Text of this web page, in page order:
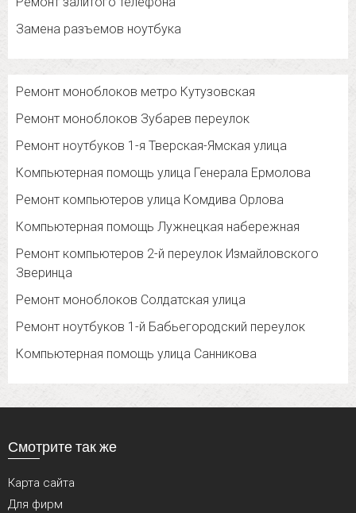
Замена разъемов ноутбука
Ремонт моноблоков метро Кутузовская
Ремонт моноблоков Зубарев переулок
Ремонт ноутбуков 1-я Тверская-Ямская улица
Компьютерная помощь улица Генерала Ермолова
Ремонт компьютеров улица Комдива Орлова
Компьютерная помощь Лужнецкая набережная
Ремонт компьютеров 2-й переулок Измайловского
Зверинца
Ремонт моноблоков Солдатская улица
Ремонт ноутбуков 1-й Бабьегородский переулок
Компьютерная помощь улица Санникова
Смотрите так же
Карта сайта
Для фирм